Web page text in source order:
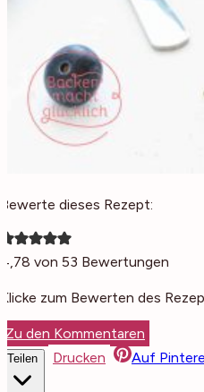
Bewerte dieses Rezept:
4,78 von 53 Bewertungen
Klicke zum Bewerten des
Zu den Kommentaren
Teilen Drucken Auf